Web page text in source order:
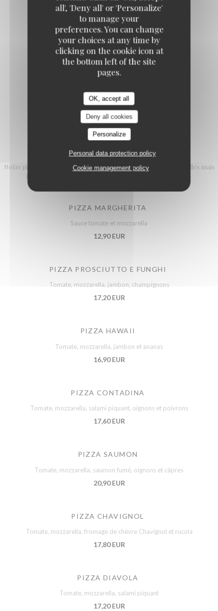
all', 'Deny all' or 'Personalize'
to manage your
preferences. You can change
your choices at any time by
clicking on the cookie icon at
the bottom left of the site
pages.
OK, accept all
Deny all cookies
Personalize
Personal data protection policy
Cookie management policy
RAVIOLI AUX DEUX SAUMONS
22,90 EUR
RISOTTO MILANESE
19,90 EUR
Pizzas
Notre pizzaiolo vous propose toutes sortes de pizzas traditionnelles mais
pourra aussi vous faire découvrir des créations originales.
PIZZA MARGHERITA
Sauce tomate et mozzarella
12,90 EUR
PIZZA PROSCIUTTO E FUNGHI
Tomate, mozzarella, jambon, champignons
17,20 EUR
PIZZA HAWAII
Tomate, mozzarella, jambon et ananas
16,90 EUR
PIZZA CONTADINA
Tomate, mozzarella, salami piquant, oignons et poivrons
17,60 EUR
PIZZA SAUMON
Tomate, mozzarella, saumon fumé, oignons et câpres
20,90 EUR
PIZZA CHAVIGNOL
Tomate, mozzarella, fromage de chèvre Chavignol et rucola
17,80 EUR
PIZZA DIAVOLA
Tomate, mozzarella, salami piquant
17,20 EUR